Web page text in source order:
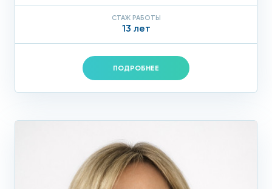
СТАЖ РАБОТЫ
13 лет
ПОДРОБНЕЕ